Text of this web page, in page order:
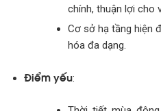
chính, thuận lợi cho
Cơ sở hạ tầng hiện
hóa đa dạng.
Điểm yếu: